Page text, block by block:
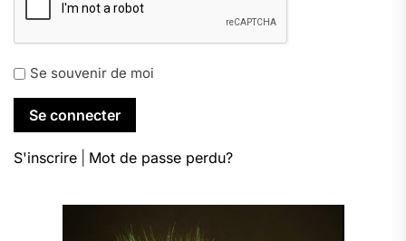
Se souvenir de moi
S'inscrire Mot de passe perdu?